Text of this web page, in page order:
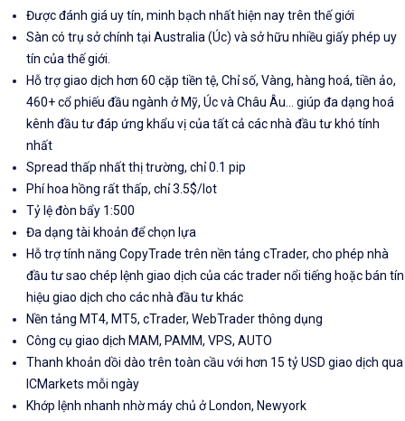
Được đánh giá uy tín, minh bạch nhất hiện nay trên thế giới
Sàn có trụ sở chính tại Australia (Úc) và sở hữu nhiều giấy phép uy
tín của thế giới.
Hỗ trợ giao dịch hơn 60 cặp tiền tệ, Chỉ số, Vàng, hàng hoá, tiền ảo,
460+ cổ phiếu đầu ngành ở Mỹ, Úc và Châu Âu... giúp đa dạng hoá
kênh đầu tư đáp ứng khẩu vị của tất cả các nhà đầu tư khó tính
nhất
Spread thấp nhất thị trường, chỉ 0.1 pip
Phí hoa hồng rất thấp, chỉ 3.5$/lot
Tỷ lệ đòn bẩy 1:500
Đa dạng tài khoản để chọn lựa
Hỗ trợ tính năng CopyTrade trên nền tảng cTrader, cho phép nhà
đầu tư sao chép lệnh giao dịch của các trader nổi tiếng hoặc bán tín
hiệu giao dịch cho các nhà đầu tư khác
Nền tảng MT4, MT5, cTrader, WebTrader thông dụng
Công cụ giao dịch MAM, PAMM, VPS, AUTO
Thanh khoản dồi dào trên toàn cầu với hơn 15 tỷ USD giao dịch qua
ICMarkets mỗi ngày
Khớp lệnh nhanh nhờ máy chủ ở London, Newyork